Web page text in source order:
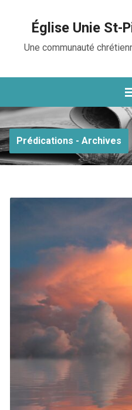
Église Unie St-
Une communauté
Prédications - Archives